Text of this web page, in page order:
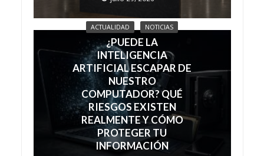
ACTUALIDAD NOTICIAS
¿PUEDE LA
INTELIGENCIA
ARTIFICIAL ESCAPAR DE
NUESTRO
COMPUTADOR? QUÉ
RIESGOS EXISTEN
REALMENTE Y CÓMO
PROTEGER TU
INFORMACIÓN